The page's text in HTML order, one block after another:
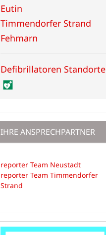
Eutin
Timmendorfer Strand
Fehmarn
Defibrillatoren Standorte
IHRE ANSPRECHPARTNER
reporter Team Neustadt
reporter Team Timmendorfer
Strand